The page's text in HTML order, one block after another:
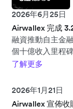
2026年6月25日
Airwallex 完成
融資推動自主金
個十億收入里程
了解更多
2026年1月21日
Airwallex 宣佈收